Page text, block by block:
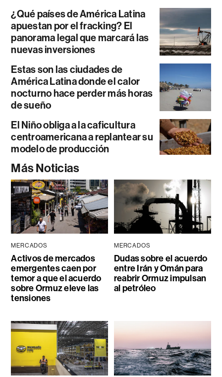
¿Qué países de América Latina
apuestan por el fracking? El
panorama legal que marcará las
nuevas inversiones
Estas son las ciudades de
América Latina donde el calor
nocturno hace perder más horas
de sueño
El Niño obliga a la caficultura
centroamericana a replantear su
modelo de producción
Más Noticias
MERCADOS
Activos de mercados
emergentes caen por
temor a que el acuerdo
sobre Ormuz eleve las
tensiones
MERCADOS
Dudas sobre el acuerdo
entre Irán y Omán para
reabrir Ormuz impulsan
al petróleo